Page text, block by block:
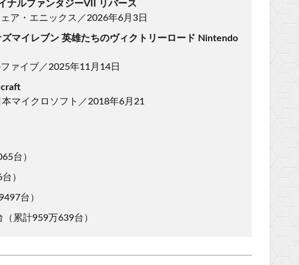
ルファンタジーVII リバース
ア・エニックス／2026年6月3日
イレブン 英雄たちのヴィクトリーロード Nintendo
ァイブ／2025年11月14日
マイクロソフト／2018年6月21
台）
）
台）
累計959万639台）